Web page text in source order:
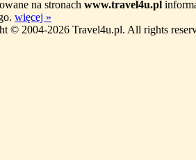
na stronach www.travel4u.pl
więcej »
© 2004-2026 Travel4u.pl. All rights